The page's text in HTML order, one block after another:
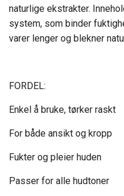
naturlige ekstrakter.
system, som binder
varer lenger og blekner
FORDEL:
Enkel å bruke, tørker raskt
For både ansikt og kropp
Fukter og pleier huden
Passer for alle hudtoner